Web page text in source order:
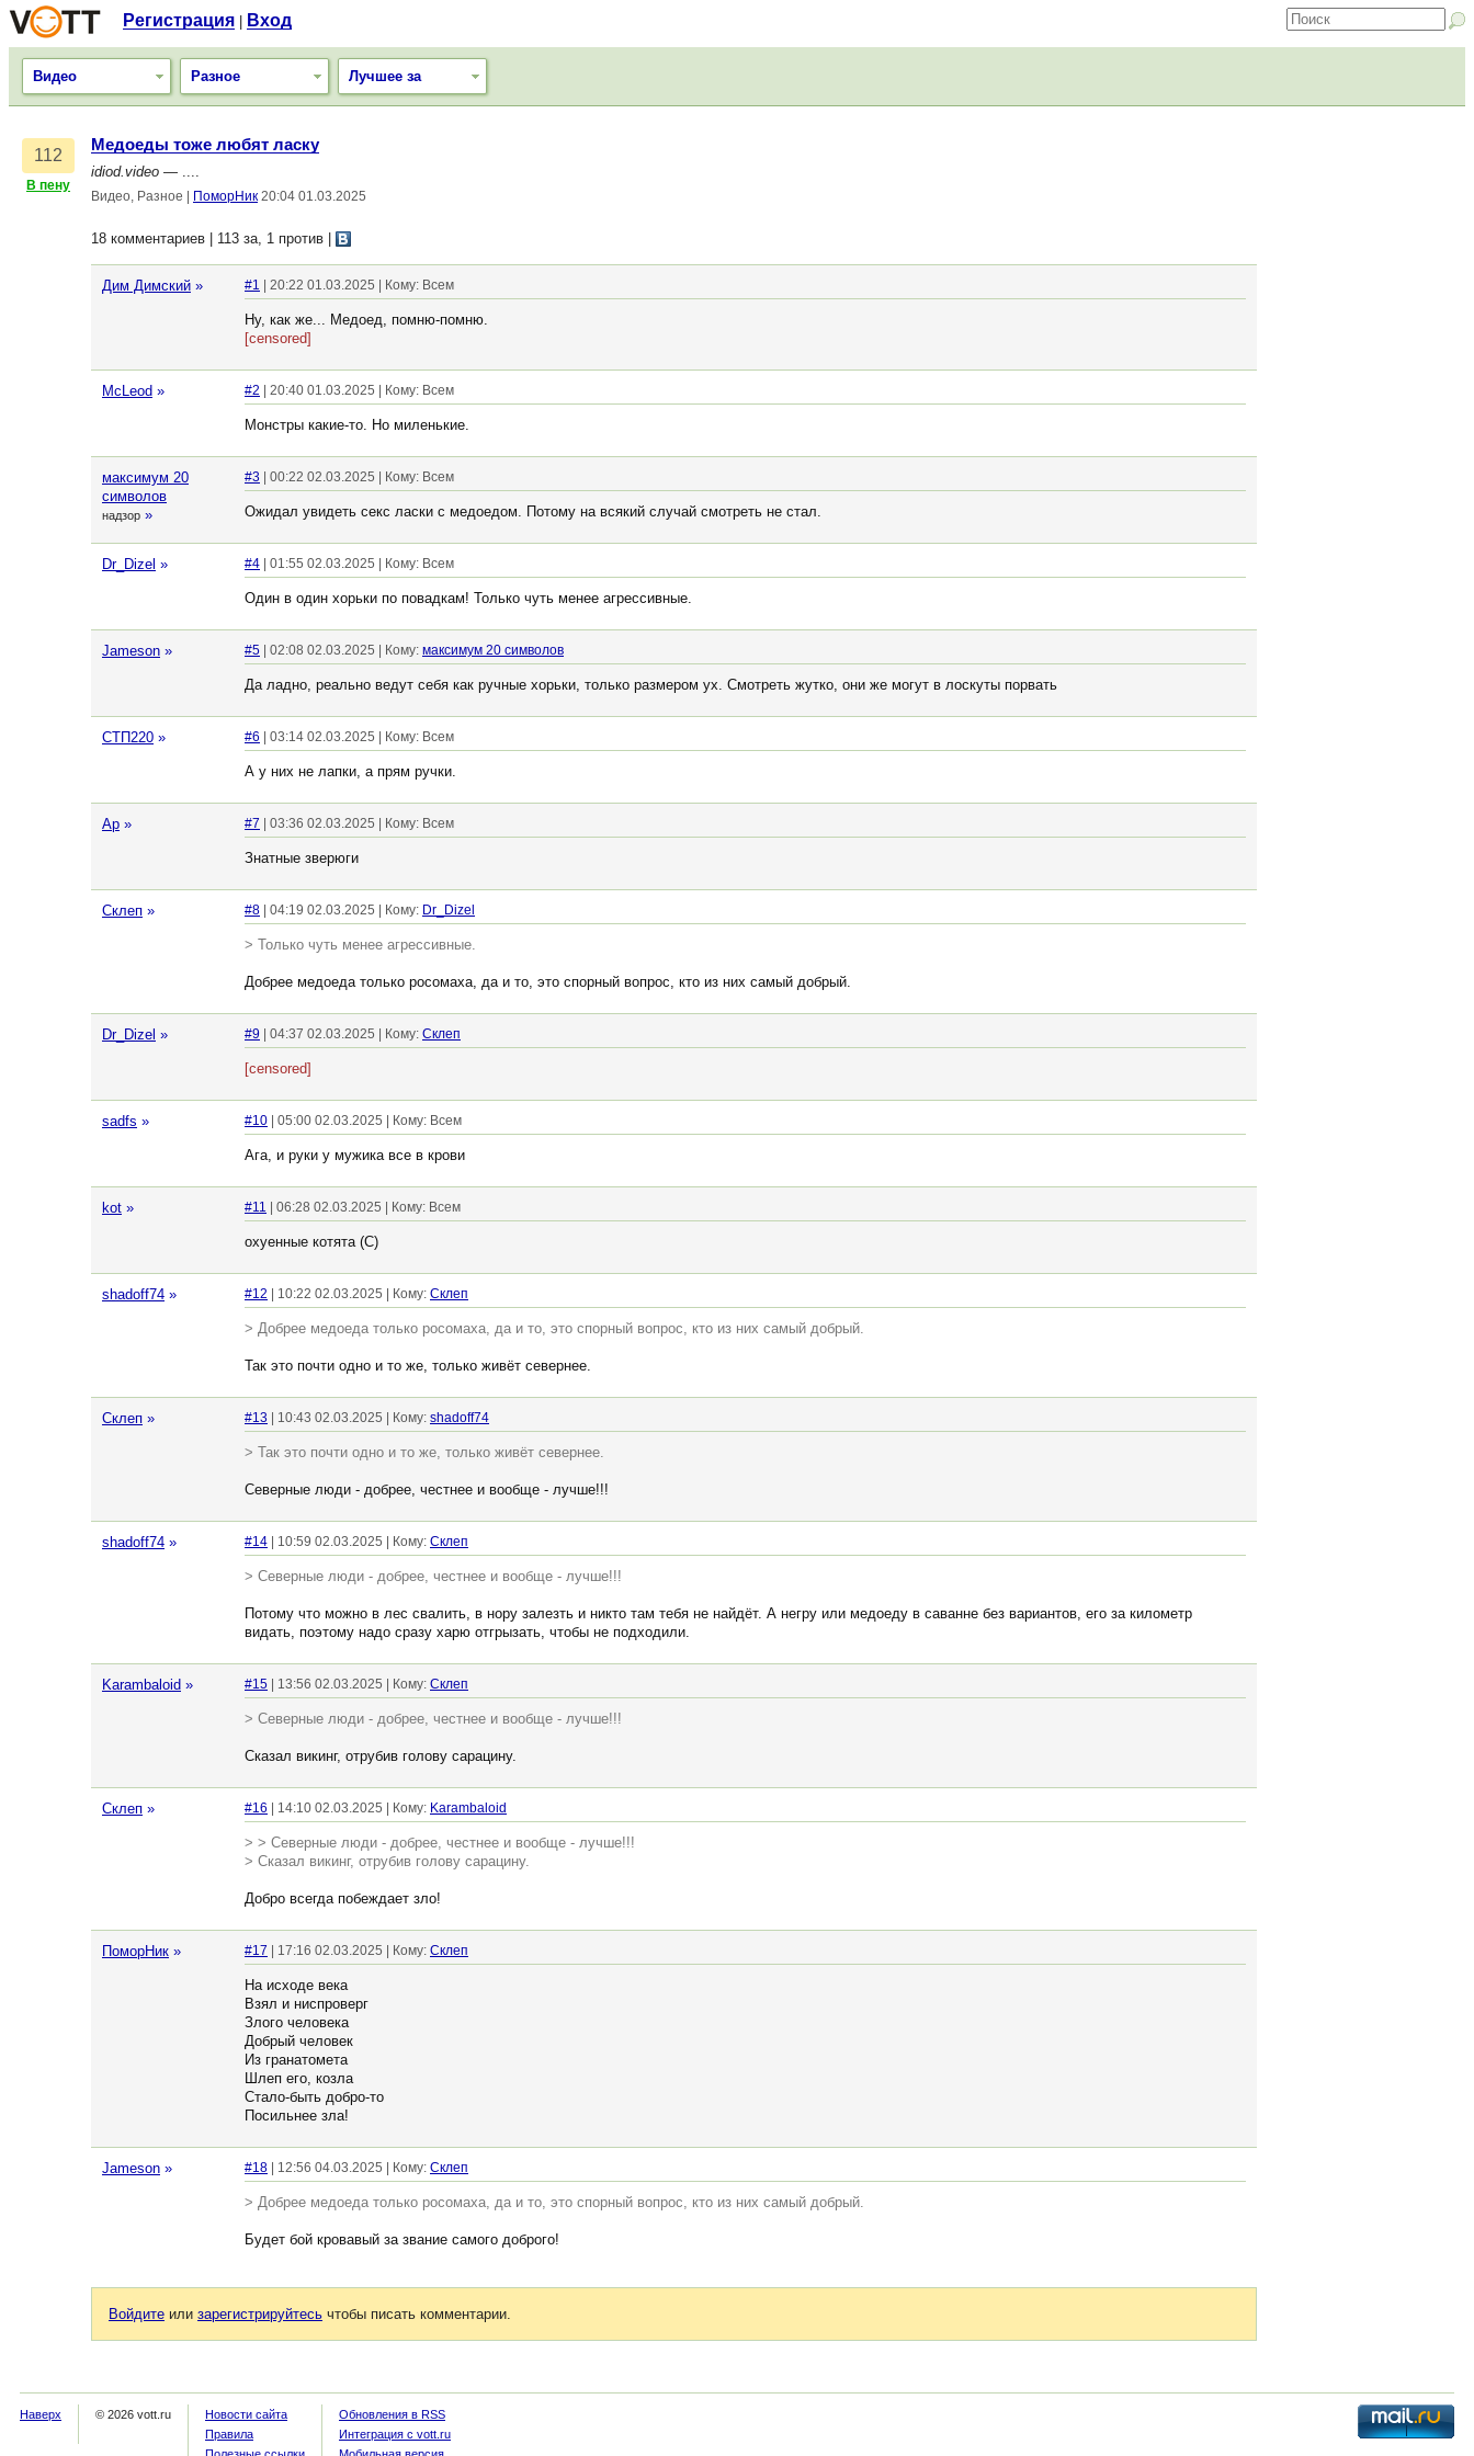
Регистрация Вход
Видео Разное Лучшее за
112
В пену
Медоеды тоже любят ласку
idiod.video — ....
Видео, Разное ПоморНик 20:04 01.03.2025
18 комментариев | 113 за, 1 против
Дим Димский » #1 | 20:22 01.03.2025 | Кому: Всем
Ну, как же... Медоед, помню-помню.
[censored]
McLeod » #2 | 20:40 01.03.2025 | Кому: Всем
Монстры какие-то. Но миленькие.
максимум 20
символов
надзор »
#3 | 00:22 02.03.2025 | Кому: Всем
Ожидал увидеть секс ласки с медоедом. Потому на всякий случай смотреть не стал.
Dr_Dizel » #4 | 01:55 02.03.2025 | Кому: Всем
Один в один хорьки по повадкам! Только чуть менее агрессивные.
Jameson » #5 | 02:08 02.03.2025 | Кому: максимум 20 символов
Да ладно, реально ведут себя как ручные хорьки, только размером ух. Смотреть жутко, они же могут в лоскуты порвать
СТП220 » #6 | 03:14 02.03.2025 | Кому: Всем
А у них не лапки, а прям ручки.
Ар » #7 | 03:36 02.03.2025 | Кому: Всем
Знатные зверюги
Склеп » #8 | 04:19 02.03.2025 | Кому: Dr_Dizel
> Только чуть менее агрессивные.
Добрее медоеда только росомаха, да и то, это спорный вопрос, кто из них самый добрый.
Dr_Dizel » #9 | 04:37 02.03.2025 | Кому: Склеп
[censored]
sadfs » #10 | 05:00 02.03.2025 | Кому: Всем
Ага, и руки у мужика все в крови
kot » #11 | 06:28 02.03.2025 | Кому: Всем
охуенные котята (С)
shadoff74 » #12 | 10:22 02.03.2025 | Кому: Склеп
> Добрее медоеда только росомаха, да и то, это спорный вопрос, кто из них самый добрый.
Так это почти одно и то же, только живёт севернее.
Склеп » #13 | 10:43 02.03.2025 | Кому: shadoff74
> Так это почти одно и то же, только живёт севернее.
Северные люди - добрее, честнее и вообще - лучше!!!
shadoff74 » #14 | 10:59 02.03.2025 | Кому: Склеп
> Северные люди - добрее, честнее и вообще - лучше!!!
Потому что можно в лес свалить, в нору залезть и никто там тебя не найдёт. А негру или медоеду в саванне без вариантов, его за километр
видать, поэтому надо сразу харю отгрызать, чтобы не подходили.
Karambaloid » #15 | 13:56 02.03.2025 | Кому: Склеп
> Северные люди - добрее, честнее и вообще - лучше!!!
Сказал викинг, отрубив голову сарацину.
Склеп » #16 | 14:10 02.03.2025 | Кому: Karambaloid
> > Северные люди - добрее, честнее и вообще - лучше!!!
> Сказал викинг, отрубив голову сарацину.
Добро всегда побеждает зло!
ПоморНик » #17 | 17:16 02.03.2025 | Кому: Склеп
На исходе века
Взял и ниспроверг
Злого человека
Добрый человек
Из гранатомета
Шлеп его, козла
Стало-быть добро-то
Посильнее зла!
Jameson » #18 | 12:56 04.03.2025 | Кому: Склеп
> Добрее медоеда только росомаха, да и то, это спорный вопрос, кто из них самый добрый.
Будет бой кровавый за звание самого доброго!
Войдите или зарегистрируйтесь чтобы писать комментарии.
Наверх © 2026 vott.ru
Новости сайта
Правила
Обновления в RSS
Интеграция с vott.ru